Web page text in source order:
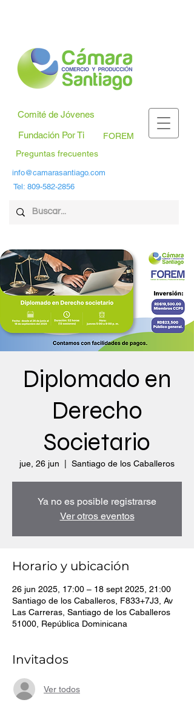
Tel: 809-582-2856
info@camarasantiago.com
FOREM
Comité de Jóvenes
Fundación Por Ti
Preguntas frecuentes
Diplomado en
Derecho
Societario
jue, 26 jun Santiago de los Caballeros
Ya no es posible registrarse
Ver otros eventos
Horario y ubicación
26 jun 2025, 17:00 – 18 sept 2025, 21:00
Santiago de los Caballeros, F833+7J3, Av
Las Carreras, Santiago de los Caballeros
51000, República Dominicana
Invitados
Ver todos